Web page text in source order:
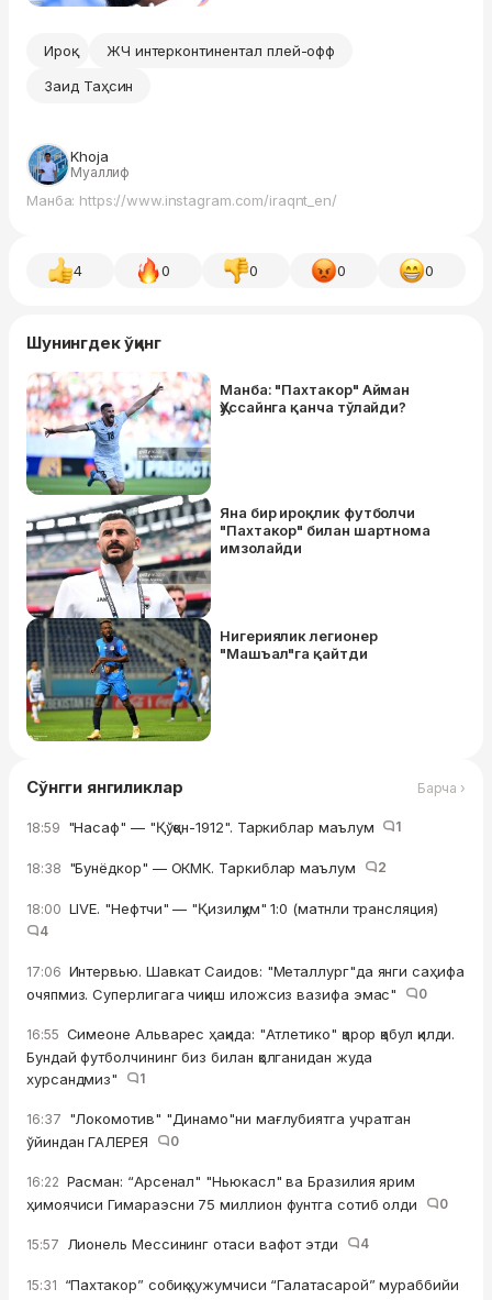
Ироқ
ЖЧ интерконтинентал плей-офф
Заид Таҳсин
Khoja
Муаллиф
Манба: https://www.instagram.com/iraqnt_en/
4 0 0 0 0
Шунингдек ўқинг
Манба: "Пахтакор" Айман
Ҳуссайнга қанча тўлайди?
Яна бир ироқлик футболчи
"Пахтакор" билан шартнома
имзолайди
Нигериялик легионер
"Машъал"га қайтди
Сўнгги янгиликлар Барча ›
18:59 "Насаф" — "Қўқон-1912". Таркиблар маълум 1
18:38 "Бунёдкор" — ОКМК. Таркиблар маълум 2
18:00 LIVE. "Нефтчи" — "Қизилқум" 1:0 (матнли трансляция)
4
17:06 Интервью. Шавкат Саидов: "Металлург"да янги саҳифа
очяпмиз. Суперлигага чиқиш иложсиз вазифа эмас"
0
16:55 Симеоне Альварес ҳақида: "Атлетико" қарор қабул қилди.
Бундай футболчининг биз билан қолганидан жуда
хурсандмиз"
1
16:37 "Локомотив" "Динамо"ни мағлубиятга учратган
ўйиндан ГАЛЕРЕЯ
0
16:22 Расман: “Арсенал" "Ньюкасл" ва Бразилия ярим
ҳимоячиси Гимараэсни 75 миллион фунтга сотиб олди
0
15:57 Лионель Мессининг отаси вафот этди 4
15:31 “Пахтакор” собиқ ҳужумчиси “Галатасарой” мураббийи